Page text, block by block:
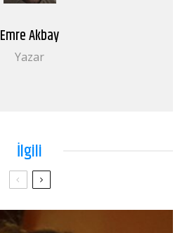
Emre Akbay
Yazar
İlgili